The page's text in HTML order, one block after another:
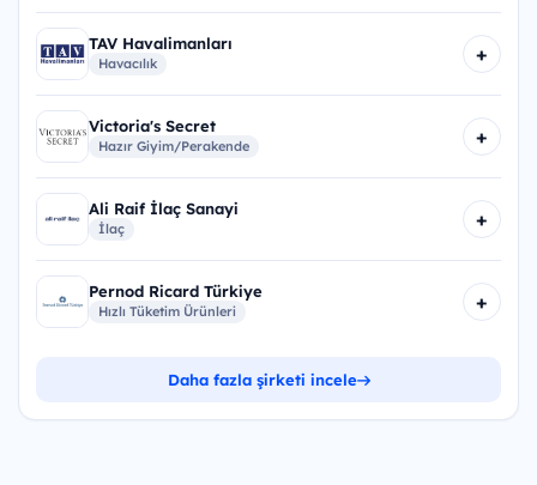
TAV Havalimanları
Havacılık +
Victoria's Secret
Hazır Giyim/Perakende +
Ali Raif İlaç Sanayi
İlaç +
Pernod Ricard Türkiye
Hızlı Tüketim Ürünleri +
Daha fazla şirketi incele